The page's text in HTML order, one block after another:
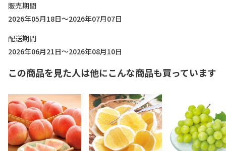
販売期間
2026年05月18日～2026年07月07日
配送期間
2026年06月21日～2026年08月10日
この商品を見た人は他にこんな商品も買っています